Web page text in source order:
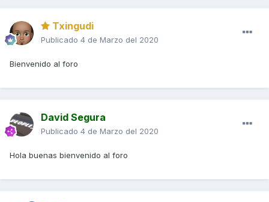
Txingudi
Publicado 4 de Marzo del 2020
Bienvenido al foro
David Segura
Publicado 4 de Marzo del 2020
Hola buenas bienvenido al foro